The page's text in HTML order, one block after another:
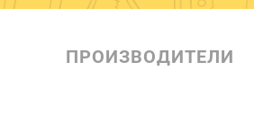
ПРОИЗВОДИТЕЛИ